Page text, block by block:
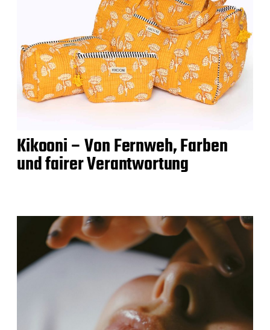
Kikooni – Von Fernweh, Farben
und fairer Verantwortung